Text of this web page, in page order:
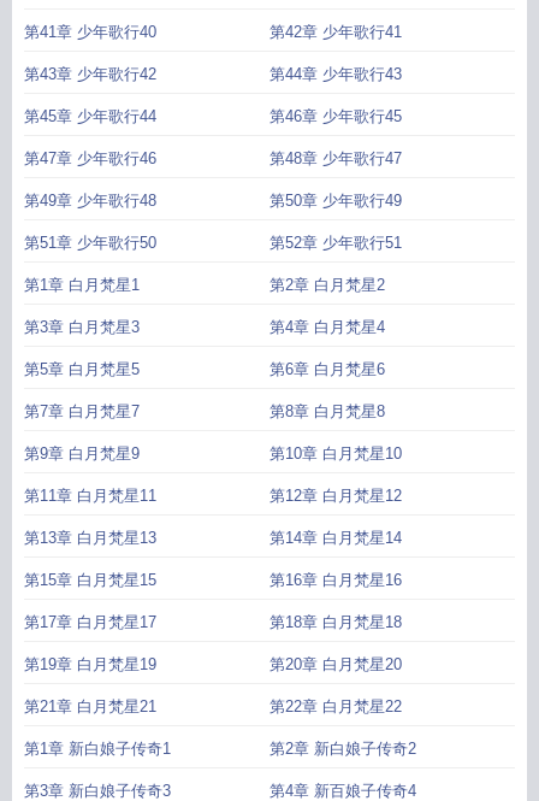
第41章 少年歌行40 第42章 少年歌行41
第43章 少年歌行42 第44章 少年歌行43
第45章 少年歌行44 第46章 少年歌行45
第47章 少年歌行46 第48章 少年歌行47
第49章 少年歌行48 第50章 少年歌行49
第51章 少年歌行50 第52章 少年歌行51
第1章 白月梵星1 第2章 白月梵星2
第3章 白月梵星3 第4章 白月梵星4
第5章 白月梵星5 第6章 白月梵星6
第7章 白月梵星7 第8章 白月梵星8
第9章 白月梵星9 第10章 白月梵星10
第11章 白月梵星11 第12章 白月梵星12
第13章 白月梵星13 第14章 白月梵星14
第15章 白月梵星15 第16章 白月梵星16
第17章 白月梵星17 第18章 白月梵星18
第19章 白月梵星19 第20章 白月梵星20
第21章 白月梵星21 第22章 白月梵星22
第1章 新白娘子传奇1 第2章 新白娘子传奇2
第3章 新白娘子传奇3 第4章 新百娘子传奇4